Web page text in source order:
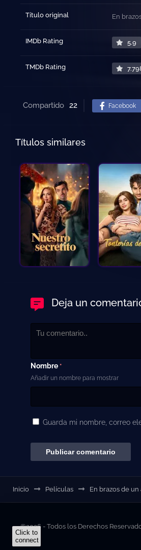
Título original En
IMDb Rating 5.9
TMDb Rating
Compartido 22 Facebook
Títulos similares
Deja un
Nombre *
Añadir un nombre para mostrar
Guarda mi nombre, correo
Inicio Películas En brazos de un
©2026 - Todos los Derechos